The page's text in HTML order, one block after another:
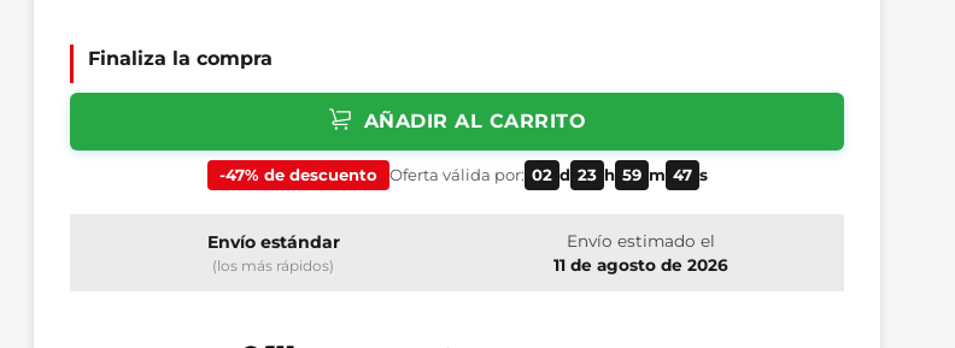
Finaliza la compra
AÑADIR AL CARRITO
-47% de descuento Oferta válida por: 02 d 23 h 59 m 46 s
Envío estándar
(los más rápidos)
Envío estimado el
11 de agosto de 2026